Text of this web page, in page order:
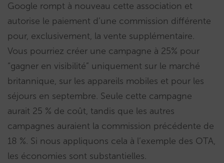
Google rompt à nouveau cette association et
autorise le paiement d’une commission différente
pour, exclusivement, la vente supplémentaire.
Vous pourriez créer une campagne à 25% pour
“gagner en visibilité” uniquement sur le marché
britannique, sur les appareils mobiles et pour les
séjours en septembre. Seule cette campagne
aurait 25 % de coût, tandis que les autres
campagnes auraient la commission précédente de
18 %. Si nous appliquons cela à l’exemple des OTA,
les économies sont substantielles.